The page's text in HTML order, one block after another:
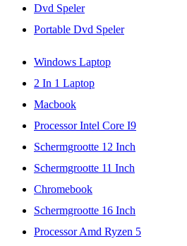
Dvd Speler
Portable Dvd Speler
Windows Laptop
2 In 1 Laptop
Macbook
Processor Intel Core I9
Schermgrootte 12 Inch
Schermgrootte 11 Inch
Chromebook
Schermgrootte 16 Inch
Processor Amd Ryzen 5